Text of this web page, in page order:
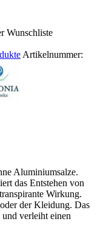
Wunschliste
Artikelnummer:
Aluminiumsalze.
das Entstehen von
Wirkung.
der Kleidung. Das
verleiht einen